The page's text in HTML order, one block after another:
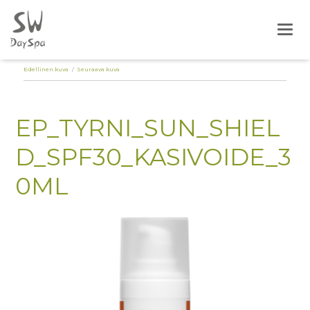
Edellinen kuva Seuraava kuva
EP_TYRNI_SUN_SHIEL
D_SPF30_KASIVOIDE_3
0ML